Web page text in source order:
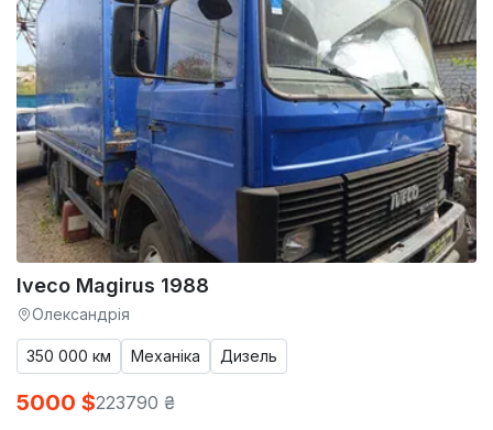
Iveco Magirus 1988
Олександрія
350 000 км Механіка Дизель
5000 $223790 ₴